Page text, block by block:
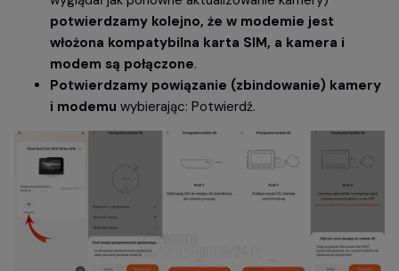
potwierdzamy kolejno, że w modemie jest
włożona kompatybilna karta SIM, a kamera i
modem są połączone.
Potwierdzamy powiązanie (zbindowanie) kamery
i modemu wybierając: Potwierdź.